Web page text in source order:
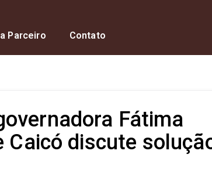
Parceiro Contato
Fátima
Caicó discute